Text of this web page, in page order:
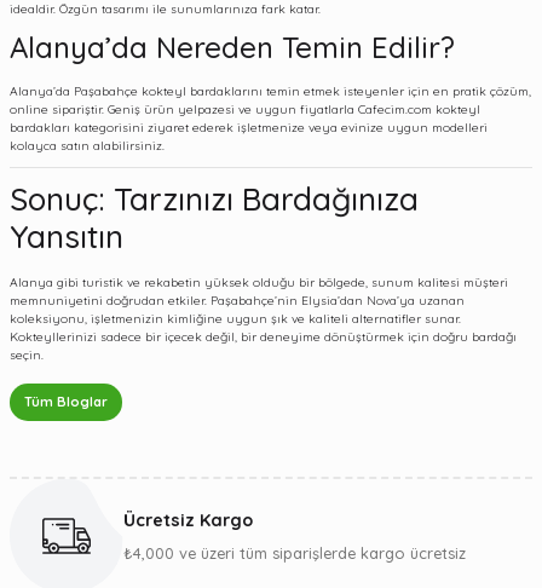
idealdir. Özgün tasarımı ile sunumlarınıza fark katar.
Alanya’da Nereden Temin Edilir?
Alanya’da Paşabahçe kokteyl bardaklarını temin etmek isteyenler için en pratik çözüm,
online sipariştir. Geniş ürün yelpazesi ve uygun fiyatlarla Cafecim.com kokteyl
bardakları kategorisini ziyaret ederek işletmenize veya evinize uygun modelleri
kolayca satın alabilirsiniz.
Sonuç: Tarzınızı Bardağınıza
Yansıtın
Alanya gibi turistik ve rekabetin yüksek olduğu bir bölgede, sunum kalitesi müşteri
memnuniyetini doğrudan etkiler. Paşabahçe’nin Elysia’dan Nova’ya uzanan
koleksiyonu, işletmenizin kimliğine uygun şık ve kaliteli alternatifler sunar.
Kokteyllerinizi sadece bir içecek değil, bir deneyime dönüştürmek için doğru bardağı
seçin.
Tüm Bloglar
Ücretsiz Kargo
₺4,000 ve üzeri tüm siparişlerde kargo ücretsiz